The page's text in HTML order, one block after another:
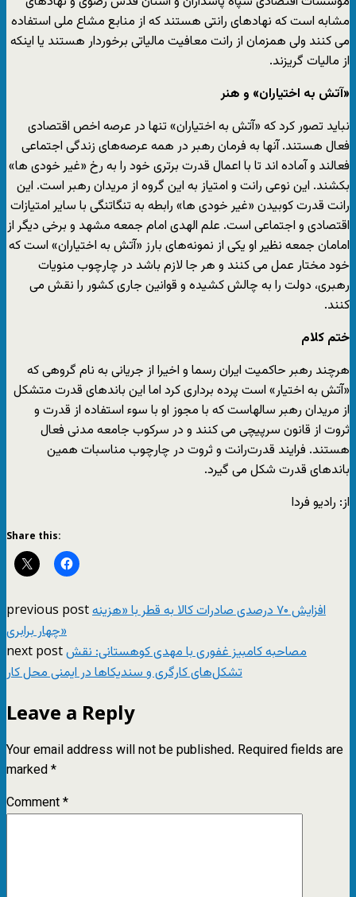
مشابه است که نهادهای رانتی هستند که از منابع مشاع ملی استفاده
می کنند ولی همزمان از رانت معافیت مالیاتی برخوردار هستند یا اینکه
از مالیات گریزند.
«آتش به اختیاران» و هنر
نباید تصور کرد که «آتش به اختیاران» تنها در عرصه اخص اقتصادی
فعال هستند. آنها به فرمان رهبر در همه عرصه‌های زندگی اجتماعی
فعالند و آماده اند تا با اعمال قدرت برتری خود را به رخ «غیر خودی ها»
بکشند. این نوعی رانت و امتیاز به این گروه از مریدان رهبر است. این
رانت قدرت کوبیدن «غیر خودی ها» رابطه به تنگاتنگی با سایر امتیازات
اقتصادی و اجتماعی است. علم الهدی امام جمعه مشهد و برخی دیگر از
امامان جمعه نظیر او یکی از نمونه‌های بارز «آتش به اختیاران» است که
خود مختار عمل می کنند و هر جا لازم باشد در چارچوب منویات
رهبری، دولت را به چالش کشیده و قوانین جاری کشور را نقش می
کنند.
ختم کلام
هرچند رهبر حاکمیت ایران رسما و اخیرا از جریانی به نام گروهی که
«آتش به اختیار» است پرده برداری کرد اما این باندهای قدرت متشکل
از مریدان رهبر سالهاست که با مجوز او با سوء استفاده از قدرت و
ثروت از قانون سرپیچی می کنند و در سرکوب جامعه مدنی فعال
هستند. فرایند قدرت‌رانت و ثروت در چارچوب مناسبات همین
باندهای قدرت شکل می گیرد.
از: رادیو فردا
Share this:
previous postافزایش ۷۰ درصدی صادرات کالا به قطر با «هزینه
چهار برابری»
next postمصاحبه کامبیز غفوری با مهدی کوهستانی: نقش
تشکل‌های کارگری و سندیکاها در ایمنی محل کار
Leave a Reply
Your email address will not be published. Required fields are
marked*
Comment*